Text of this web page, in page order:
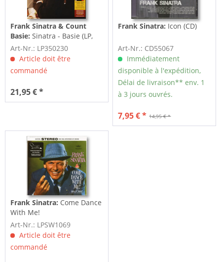
Frank Sinatra & Count
Basie:Sinatra - Basie (LP,
180g Colored Vinyl, Ltd.)
Art-Nr.: LP350230
Article doit être
commandé
21,95 € *
Frank Sinatra: Icon (CD)
Art-Nr.: CD55067
Immédiatement
disponible à l'expédition,
Délai de livraison** env. 1
à 3 jours ouvrés.
14,95 € *
7,95 € *
Frank Sinatra: Come Dance
With Me!
Art-Nr.: LPSW1069
Article doit être
commandé